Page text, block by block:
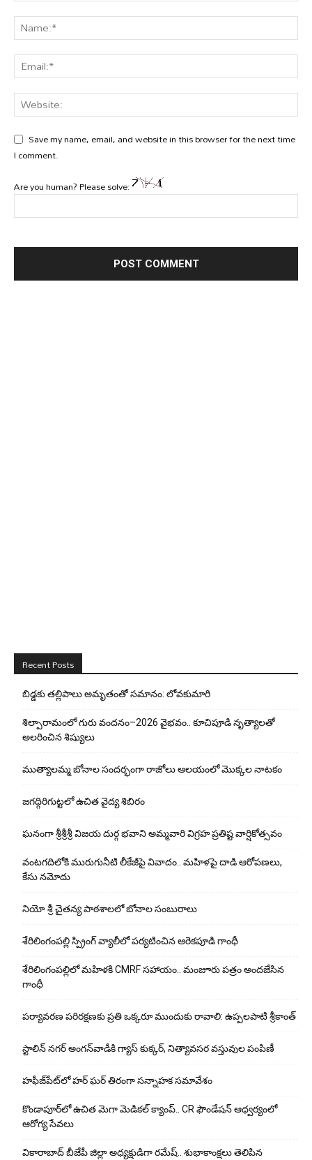
Save my name, email, and website in this browser for the next time
I comment.
Are you human? Please solve:
Recent Posts
బిడ్డ‌కు త‌ల్లిపాలు అమృతంతో స‌మానం: లోవ‌కుమారి
శిల్పారామంలో గురు వందనం–2026 వైభవం.. కూచిపూడి నృత్యాలతో
అలరించిన శిష్యులు
ముత్యాలమ్మ బోనాల సందర్భంగా రాజోలు ఆలయంలో మొక్కల నాటకం
జగద్గిరిగుట్టలో ఉచిత వైద్య శిబిరం
ఘనంగా శ్రీశ్రీశ్రీ విజయ దుర్గ భవాని అమ్మవారి విగ్రహ ప్రతిష్ట వార్షికోత్సవం
వంటగదిలోకి మురుగునీటి లీకేజీపై వివాదం.. మహిళపై దాడి ఆరోపణలు,
కేసు నమోదు
నియో శ్రీ చైతన్య పాఠశాలలో బోనాల సంబురాలు
శేరిలింగంపల్లి స్ప్రింగ్ వ్యాలీలో పర్యటించిన ఆరెకపూడి గాంధీ
శేరిలింగంపల్లిలో మ‌హిళ‌కి CMRF స‌హాయం.. మంజూరు పత్రం అందజేసిన
గాంధీ
పర్యావరణ పరిరక్షణకు ప్రతి ఒక్కరూ ముందుకు రావాలి: ఉప్పలపాటి శ్రీకాంత్
స్టాలిన్ నగర్ అంగన్‌వాడీకి గ్యాస్ కుక్కర్, నిత్యావసర వస్తువుల పంపిణీ
హఫీజ్‌పేట్‌లో హర్ ఘర్ తిరంగా సన్నాహక సమావేశం
కొండాపూర్‌లో ఉచిత మెగా మెడికల్ క్యాంప్.. CR ఫౌండేషన్ ఆధ్వర్యంలో
ఆరోగ్య సేవలు
వికారాబాద్ బీజేపీ జిల్లా అధ్యక్షుడిగా రమేష్‌.. శుభాకాంక్షలు తెలిపిన